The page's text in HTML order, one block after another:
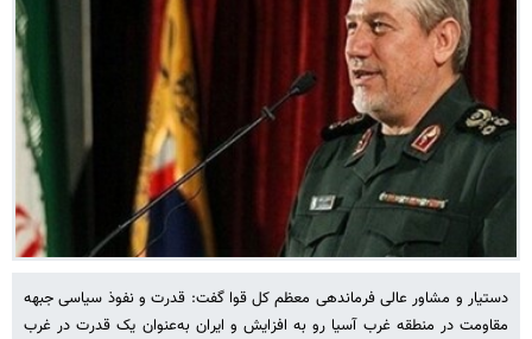
دستیار و مشاور عالی فرماندهی معظم کل قوا گفت: قدرت و نفوذ سیاسی جبهه
مقاومت در منطقه غرب آسیا رو به افزایش و ایران به‌عنوان یک قدرت در غرب